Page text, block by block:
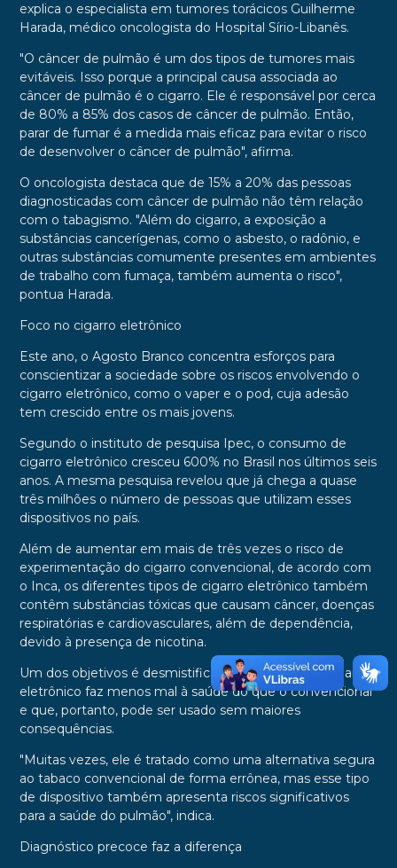
explica o especialista em tumores torácicos Guilherme
Harada, médico oncologista do Hospital Sírio-Libanês.
"O câncer de pulmão é um dos tipos de tumores mais
evitáveis. Isso porque a principal causa associada ao
câncer de pulmão é o cigarro. Ele é responsável por cerca
de 80% a 85% dos casos de câncer de pulmão. Então,
parar de fumar é a medida mais eficaz para evitar o risco
de desenvolver o câncer de pulmão", afirma.
O oncologista destaca que de 15% a 20% das pessoas
diagnosticadas com câncer de pulmão não têm relação
com o tabagismo. "Além do cigarro, a exposição a
substâncias cancerígenas, como o asbesto, o radônio, e
outras substâncias comumente presentes em ambientes
de trabalho com fumaça, também aumenta o risco",
pontua Harada.
Foco no cigarro eletrônico
Este ano, o Agosto Branco concentra esforços para
conscientizar a sociedade sobre os riscos envolvendo o
cigarro eletrônico, como o vaper e o pod, cuja adesão
tem crescido entre os mais jovens.
Segundo o instituto de pesquisa Ipec, o consumo de
cigarro eletrônico cresceu 600% no Brasil nos últimos seis
anos. A mesma pesquisa revelou que já chega a quase
três milhões o número de pessoas que utilizam esses
dispositivos no país.
Além de aumentar em mais de três vezes o risco de
experimentação do cigarro convencional, de acordo com
o Inca, os diferentes tipos de cigarro eletrônico também
contêm substâncias tóxicas que causam câncer, doenças
respiratórias e cardiovasculares, além de dependência,
devido à presença de nicotina.
Um dos objetivos é desmistificar a ideia de que o cigarro
eletrônico faz menos mal à saúde do que o convencional
e que, portanto, pode ser usado sem maiores
consequências.
"Muitas vezes, ele é tratado como uma alternativa segura
ao tabaco convencional de forma errônea, mas esse tipo
de dispositivo também apresenta riscos significativos
para a saúde do pulmão", indica.
Diagnóstico precoce faz a diferença